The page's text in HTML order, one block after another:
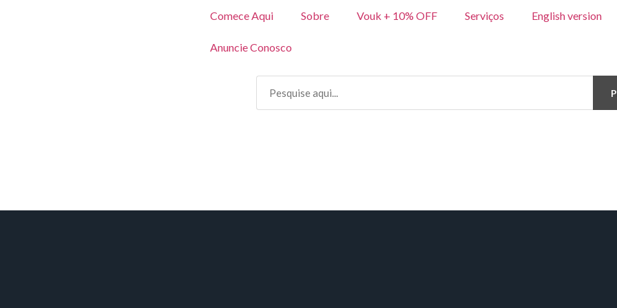
Comece Aqui Sobre Vouk + 10% OFF Serviços English version
Anuncie Conosco